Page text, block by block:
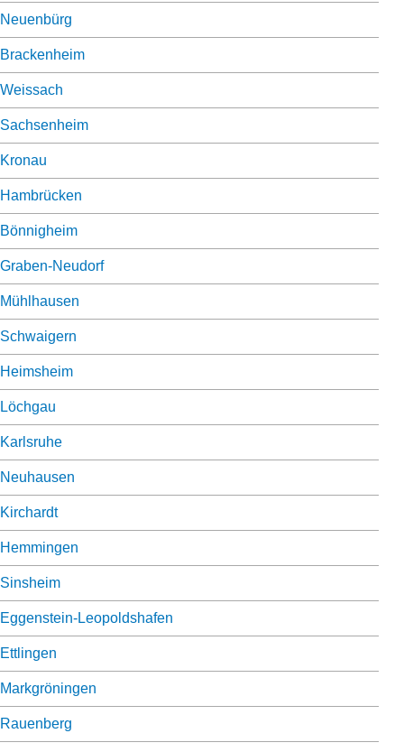
Neuenbürg
Brackenheim
Weissach
Sachsenheim
Kronau
Hambrücken
Bönnigheim
Graben-Neudorf
Mühlhausen
Schwaigern
Heimsheim
Löchgau
Karlsruhe
Neuhausen
Kirchardt
Hemmingen
Sinsheim
Eggenstein-Leopoldshafen
Ettlingen
Markgröningen
Rauenberg